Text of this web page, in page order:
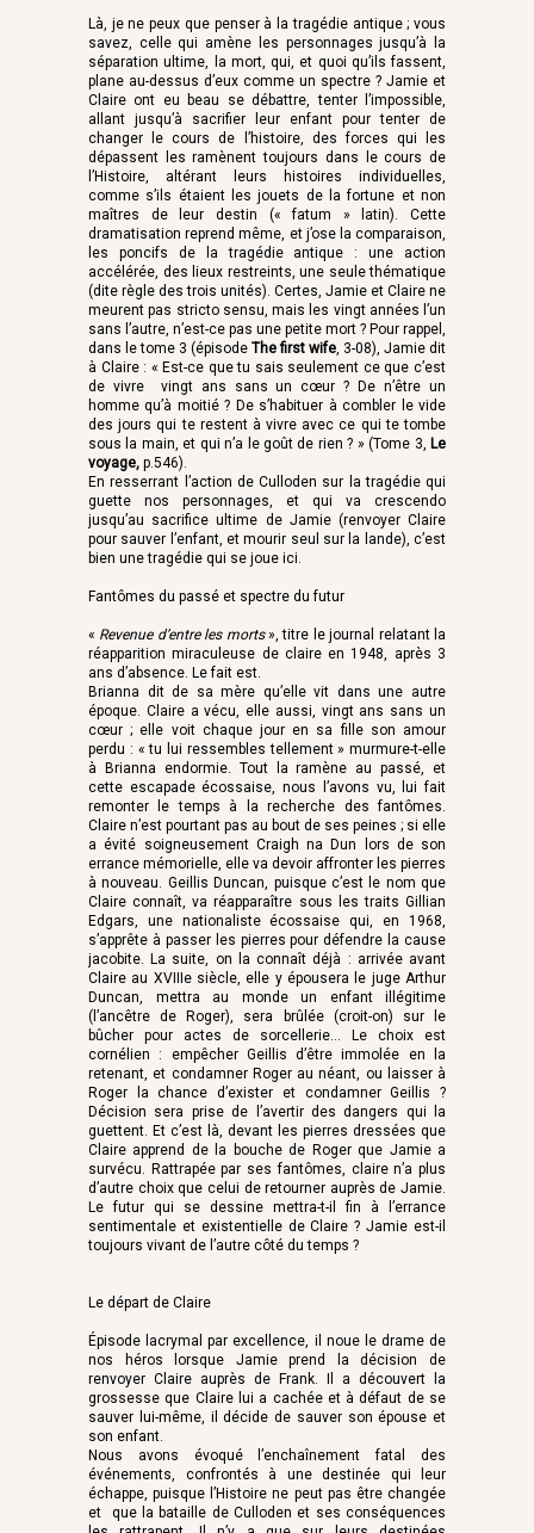
Là, je ne peux que penser à la tragédie antique ; vous
savez, celle qui amène les personnages jusqu’à la
séparation ultime, la mort, qui, et quoi qu’ils fassent,
plane au-dessus d’eux comme un spectre ? Jamie et
Claire ont eu beau se débattre, tenter l’impossible,
allant jusqu’à sacrifier leur enfant pour tenter de
changer le cours de l’histoire, des forces qui les
dépassent les ramènent toujours dans le cours de
l’Histoire, altérant leurs histoires individuelles,
comme s’ils étaient les jouets de la fortune et non
maîtres de leur destin (« fatum » latin). Cette
dramatisation reprend même, et j’ose la comparaison,
les poncifs de la tragédie antique : une action
accélérée, des lieux restreints, une seule thématique
(dite règle des trois unités). Certes, Jamie et Claire ne
meurent pas stricto sensu, mais les vingt années l’un
sans l’autre, n’est-ce pas une petite mort ? Pour rappel,
dans le tome 3 (épisode The first wife, 3-08), Jamie dit
à Claire : « Est-ce que tu sais seulement ce que c’est
de vivre vingt ans sans un cœur ? De n’être un
homme qu’à moitié ? De s’habituer à combler le vide
des jours qui te restent à vivre avec ce qui te tombe
sous la main, et qui n’a le goût de rien ? » (Tome 3, Le
voyage, p.546).
En resserrant l’action de Culloden sur la tragédie qui
guette nos personnages, et qui va crescendo
jusqu’au sacrifice ultime de Jamie (renvoyer Claire
pour sauver l’enfant, et mourir seul sur la lande), c’est
bien une tragédie qui se joue ici.
Fantômes du passé et spectre du futur
« Revenue d’entre les morts», titre le journal relatant la
réapparition miraculeuse de claire en 1948, après 3
ans d’absence. Le fait est.
Brianna dit de sa mère qu’elle vit dans une autre
époque. Claire a vécu, elle aussi, vingt ans sans un
cœur ; elle voit chaque jour en sa fille son amour
perdu : « tu lui ressembles tellement » murmure-t-elle
à Brianna endormie. Tout la ramène au passé, et
cette escapade écossaise, nous l’avons vu, lui fait
remonter le temps à la recherche des fantômes.
Claire n’est pourtant pas au bout de ses peines ; si elle
a évité soigneusement Craigh na Dun lors de son
errance mémorielle, elle va devoir affronter les pierres
à nouveau. Geillis Duncan, puisque c’est le nom que
Claire connaît, va réapparaître sous les traits Gillian
Edgars, une nationaliste écossaise qui, en 1968,
s’apprête à passer les pierres pour défendre la cause
jacobite. La suite, on la connaît déjà : arrivée avant
Claire au XVIIIe siècle, elle y épousera le juge Arthur
Duncan, mettra au monde un enfant illégitime
(l’ancêtre de Roger), sera brûlée (croit-on) sur le
bûcher pour actes de sorcellerie… Le choix est
cornélien : empêcher Geillis d’être immolée en la
retenant, et condamner Roger au néant, ou laisser à
Roger la chance d’exister et condamner Geillis ?
Décision sera prise de l’avertir des dangers qui la
guettent. Et c’est là, devant les pierres dressées que
Claire apprend de la bouche de Roger que Jamie a
survécu. Rattrapée par ses fantômes, claire n’a plus
d’autre choix que celui de retourner auprès de Jamie.
Le futur qui se dessine mettra-t-il fin à l’errance
sentimentale et existentielle de Claire ? Jamie est-il
toujours vivant de l’autre côté du temps ?
Le départ de Claire
Épisode lacrymal par excellence, il noue le drame de
nos héros lorsque Jamie prend la décision de
renvoyer Claire auprès de Frank. Il a découvert la
grossesse que Claire lui a cachée et à défaut de se
sauver lui-même, il décide de sauver son épouse et
son enfant.
Nous avons évoqué l’enchaînement fatal des
événements, confrontés à une destinée qui leur
échappe, puisque l’Histoire ne peut pas être changée
et que la bataille de Culloden et ses conséquences